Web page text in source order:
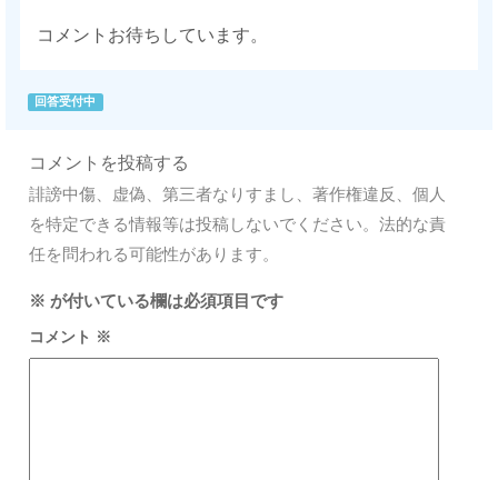
コメントお待ちしています。
回答受付中
コメントを投稿する
誹謗中傷、虚偽、第三者なりすまし、著作権違反、個人
を特定できる情報等は投稿しないでください。法的な責
任を問われる可能性があります。
※ が付いている欄は必須項目です
コメント ※